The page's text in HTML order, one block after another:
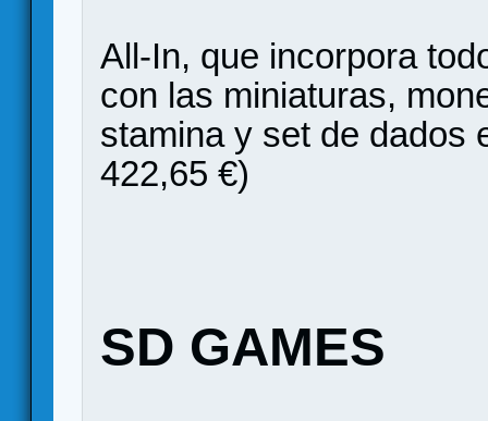
All-In, que incorpora
con las miniaturas,
stamina y set de dados
422,65 €)
SD GAMES